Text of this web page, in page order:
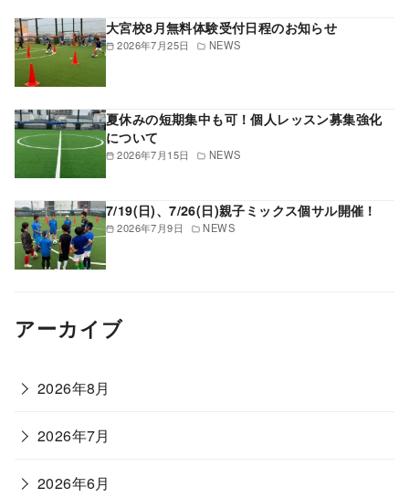
2026年7月25日 NEWS
大宮校8月無料体験受付日程のお知らせ
2026年7月15日 NEWS
夏休みの短期集中も可！個人レッスン募集強化
について
2026年7月9日 NEWS
7/19(日)、7/26(日)親子ミックス個サル開催！
アーカイブ
2026年8月
2026年7月
2026年6月